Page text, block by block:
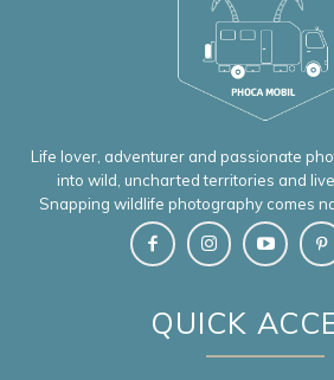
Life lover, adventurer and passionate
into wild, uncharted territories and
Snapping wildlife photography comes
QUICK